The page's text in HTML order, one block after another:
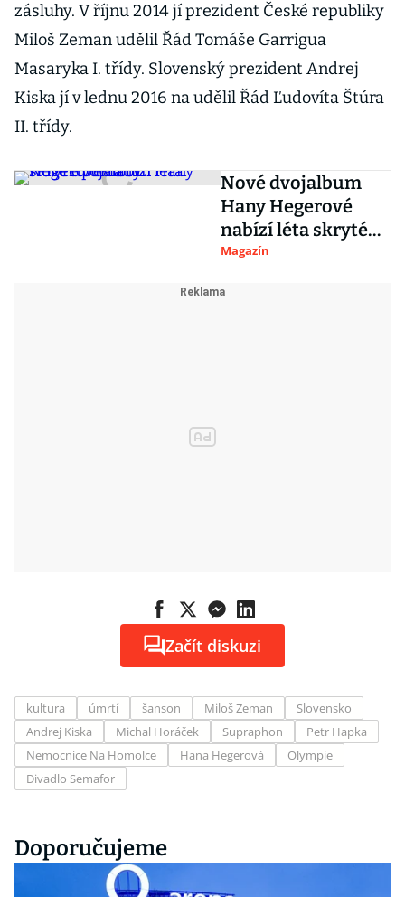
zásluhy. V říjnu 2014 jí prezident České republiky
Miloš Zeman udělil Řád Tomáše Garrigua
Masaryka I. třídy. Slovenský prezident Andrej
Kiska jí v lednu 2016 na udělil Řád Ľudovíta Štúra
II. třídy.
Nové dvojalbum
Hany Hegerové
nabízí léta skryté
poklady
Magazín
Začít diskuzi
kultura úmrtí šanson Miloš Zeman
Slovensko
Andrej Kiska
Michal Horáček Supraphon
Petr Hapka
Nemocnice Na Homolce
Hana Hegerová
Olympie
Divadlo Semafor
Doporučujeme